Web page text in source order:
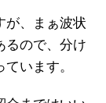
が、まぁ波状
るので、分け
います。